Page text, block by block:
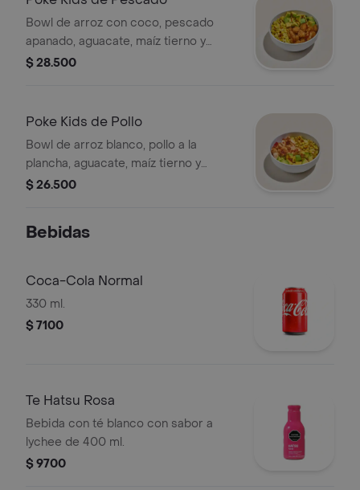
Bowl de arroz con coco, pescado
apanado, aguacate, maíz tierno y
teriyaki.
$ 28.500
Poke Kids de Pollo
Bowl de arroz blanco, pollo a la
plancha, aguacate, maíz tierno y
teriyaki.
$ 26.500
Bebidas
Coca-Cola Normal
330 ml.
$ 7100
Te Hatsu Rosa
Bebida con té blanco con sabor a
lychee de 400 ml.
$ 9700